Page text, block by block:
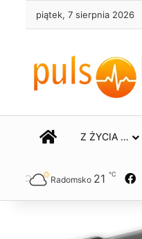
piątek, 7 sierpnia 2026
STRONA GŁÓWNA
Z ŻYCIA …
Radomsko 21 ℃